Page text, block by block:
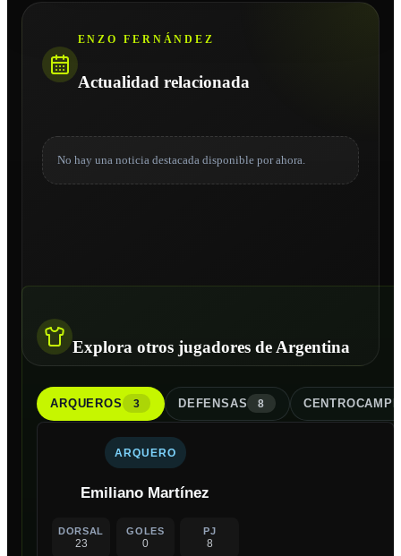
ENZO FERNÁNDEZ
Actualidad relacionada
No hay una noticia destacada disponible por ahora.
Explora otros jugadores de Argentina
ARQUEROS 3 DEFENSAS 8
ARQUERO
Emiliano Martínez
DORSAL
23
GOLES
0
PJ
8